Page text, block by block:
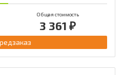
Общая стоимость
3 361 ₽